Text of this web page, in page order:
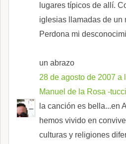
lugares típicos de allí.
iglesias llamadas de un
Perdona mi
un abrazo
28 de agosto de 2007 a
Manuel de la Rosa -
la canción es bella...en
hemos vivido en
culturas y religiones